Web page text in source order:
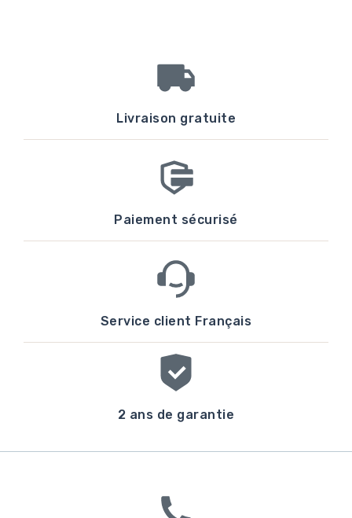
Livraison gratuite
Paiement sécurisé
Service client Français
2 ans de garantie